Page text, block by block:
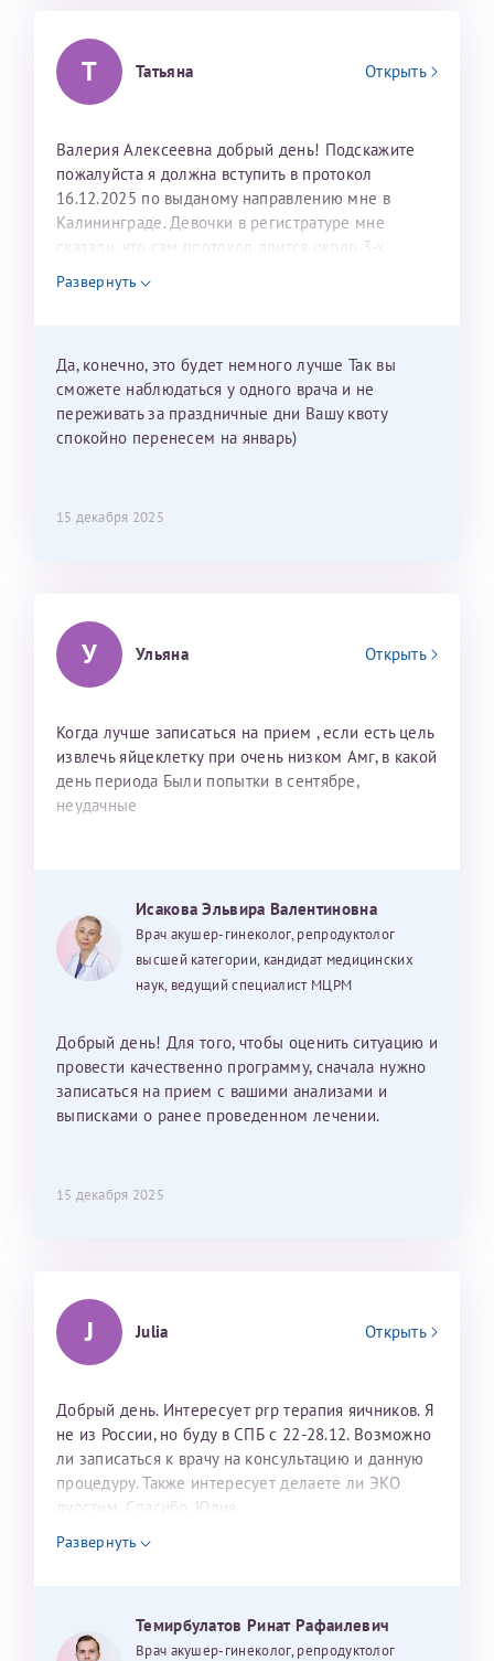
Т Татьяна Открыть
Валерия Алексеевна добрый день! Подскажите
пожалуйста я должна вступить в протокол
16.12.2025 по выданому направлению мне в
Калининграде. Девочки в регистратуре мне
сказали, что сам протокол длится около 3-х
недель и 3 недели я должна находится в Питере.
Можно мне новый год провести в Калининграде и
Развернуть
Да, конечно, это будет немного лучше Так вы
сможете наблюдаться у одного врача и не
переживать за праздничные дни Вашу квоту
спокойно перенесем на январь)
15 декабря 2025
У Ульяна Открыть
Когда лучше записаться на прием , если есть цель
извлечь яйцеклетку при очень низком Амг, в какой
день периода Были попытки в сентябре,
неудачные
Исакова Эльвира Валентиновна
Врач акушер-гинеколог, репродуктолог
высшей категории, кандидат медицинских
наук, ведущий специалист МЦРМ
Добрый день! Для того, чтобы оценить ситуацию и
провести качественно программу, сначала нужно
записаться на прием с вашими анализами и
выписками о ранее проведенном лечении.
15 декабря 2025
J Julia Открыть
Добрый день. Интересует prp терапия яичников. Я
не из России, но буду в СПБ с 22-28.12. Возможно
ли записаться к врачу на консультацию и данную
процедуру. Также интересует делаете ли ЭКО
дуостим. Спасибо. Юлия
Развернуть
Темирбулатов Ринат Рафаилевич
Врач акушер-гинеколог, репродуктолог